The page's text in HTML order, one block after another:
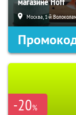
Москва, 1-й
-20%